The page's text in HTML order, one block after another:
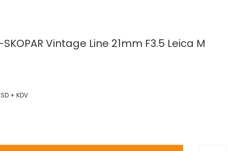
Vintage Line 21mm F3.5 Leica M
+ KDV